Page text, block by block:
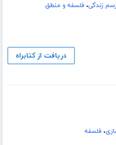
رسم زندگی،فلسفه و منطق
دریافت از کتابراه
،فلسفه